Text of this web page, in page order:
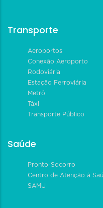
Transporte
Aeroportos
Conexão Aeroporto
Rodoviária
Estação Ferroviária
Metrô
Táxi
Transporte Público
Saúde
Pronto-Socorro
Centro de Atenção à
SAMU